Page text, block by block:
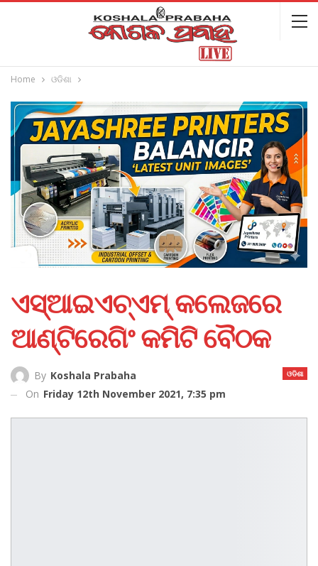
Home ଓଡିଶା
ଏସ୍‌ଆଇଏଚ୍‌ଏମ୍‌ କଲେଜରେ
ଆଣ୍ଟିରେଗିଂ କମିଟି ବୈଠକ
ଓଡିଶା
By Koshala Prabaha
On Friday 12th November 2021, 7:35 pm